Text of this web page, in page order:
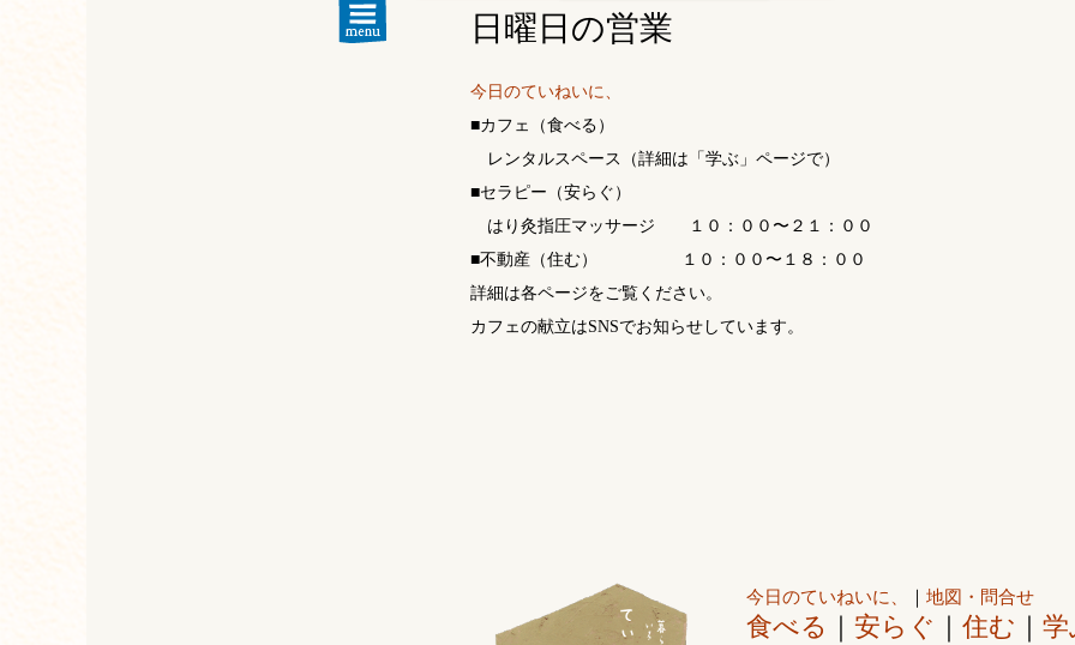
日曜日の営業
今日のていねいに、
■カフェ（食べる）
レンタルスペース（詳細は「学ぶ」ページで）
■セラピー（安らぐ）
はり灸指圧マッサージ １０：００〜２１：００
■不動産（住む） １０：００〜１８：００
詳細は各ページをご覧ください。
カフェの献立はSNSでお知らせしています。
今日のていねいに、 地図・問合せ
食べる ｜ 安らぐ ｜ 住む ｜